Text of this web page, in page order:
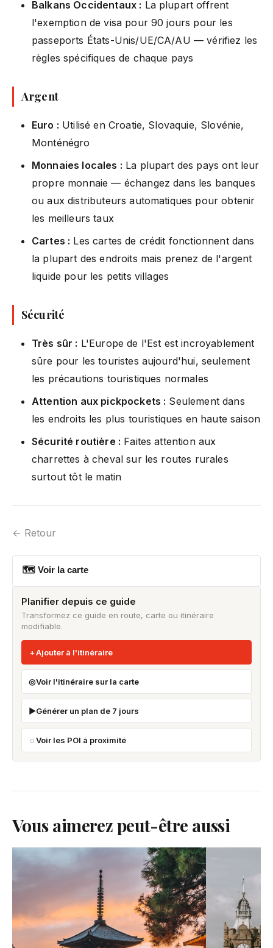
Balkans Occidentaux : La plupart offrent
l'exemption de visa pour 90 jours pour les
passeports États-Unis/UE/CA/AU — vérifiez les
règles spécifiques de chaque pays
Argent
Euro : Utilisé en Croatie, Slovaquie, Slovénie,
Monténégro
Monnaies locales : La plupart des pays ont leur
propre monnaie — échangez dans les banques
ou aux distributeurs automatiques pour obtenir
les meilleurs taux
Cartes : Les cartes de crédit fonctionnent dans
la plupart des endroits mais prenez de l'argent
liquide pour les petits villages
Sécurité
Très sûr : L'Europe de l'Est est incroyablement
sûre pour les touristes aujourd'hui, seulement
les précautions touristiques normales
Attention aux pickpockets : Seulement dans
les endroits les plus touristiques en haute saison
Sécurité routière : Faites attention aux
charrettes à cheval sur les routes rurales
surtout tôt le matin
← Retour
🗺 Voir la carte
Planifier depuis ce guide
Transformez ce guide en route, carte ou itinéraire
modifiable.
Ajouter à l'itinéraire
Voir l'itinéraire sur la carte
Générer un plan de 7 jours
Voir les POI à proximité
Vous aimerez peut-être aussi